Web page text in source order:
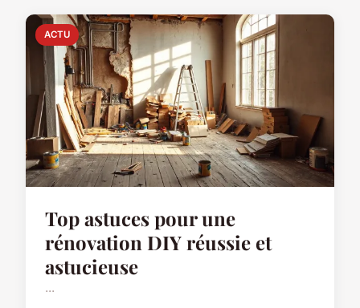
ACTU
Top astuces pour une
rénovation DIY réussie et
astucieuse
...